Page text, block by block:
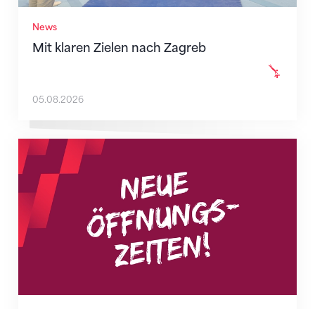
News
Mit klaren Zielen nach Zagreb
05.08.2026
Neue Empfangszeiten ab 1. August 2026